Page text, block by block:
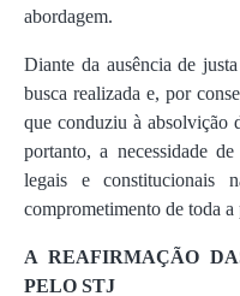
abordagem.
Diante da ausência de
busca realizada e, por
que conduziu à absolvição
portanto, a necessidade
legais e constitucionais
comprometimento de toda a
A REAFIRMAÇÃO
PELO STJ